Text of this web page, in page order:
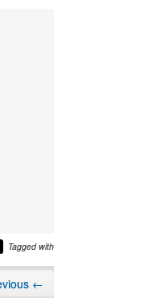
Tagged with
← Previous